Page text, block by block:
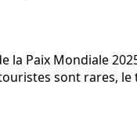
Paix Mondiale
sont rares,